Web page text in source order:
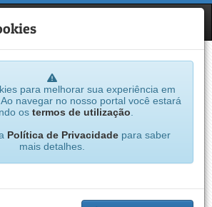
para melhorar sua experiência em
navegar no nosso portal você estará
os termos de utilização
Política de Privacidadepara saber
mais detalhes.